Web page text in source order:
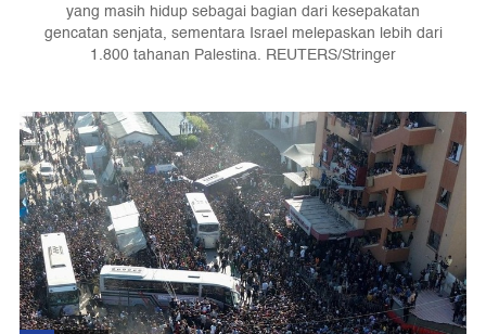
yang masih hidup sebagai bagian dari kesepakatan
gencatan senjata, sementara Israel melepaskan lebih dari
1.800 tahanan Palestina. REUTERS/Stringer